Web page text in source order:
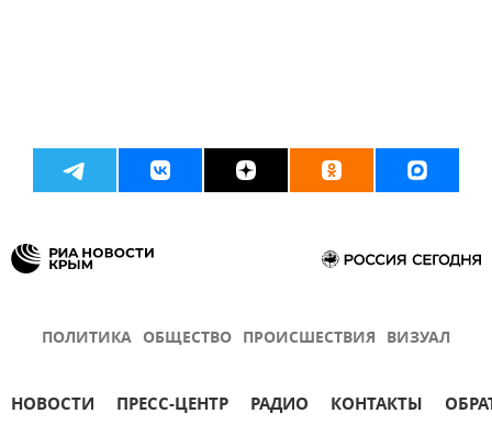
ПОЛИТИКА ОБЩЕСТВО ПРОИСШЕСТВИЯ ВИЗУАЛ
НОВОСТИ ПРЕСС-ЦЕНТР РАДИО КОНТАКТЫ